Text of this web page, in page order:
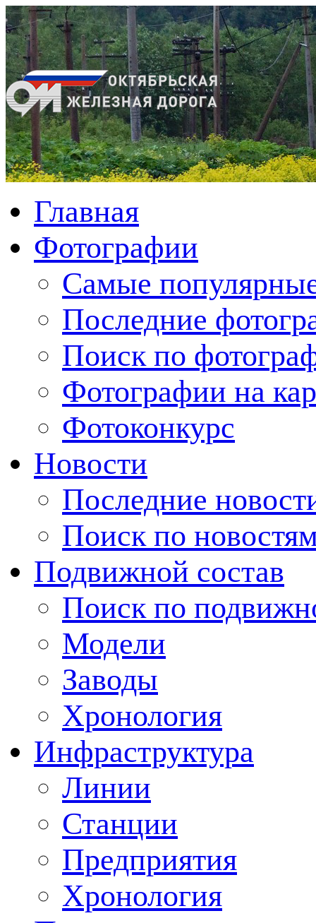
Главная
Фотографии
Cамые
Последние
Поиск по
Фотографии на
Фотоконкурс
Новости
Последние
Поиск по
Подвижной состав
Поиск по
Модели
Заводы
Хронология
Инфраструктура
Линии
Станции
Предприятия
Хронология